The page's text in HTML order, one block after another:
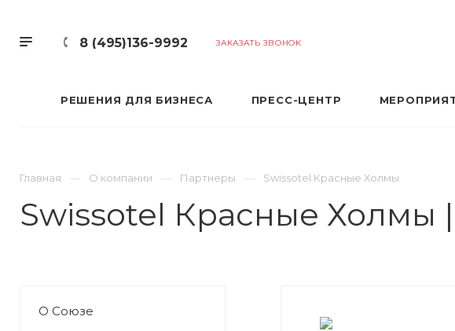
8 (495)136-9992 ЗАКАЗАТЬ ЗВОНОК
РЕШЕНИЯ ДЛЯ БИЗНЕСА ПРЕСС-ЦЕНТР
Главная О компании Партнеры Swissotel Красные Холмы
Swissotel Красные Холмы
О Союзе